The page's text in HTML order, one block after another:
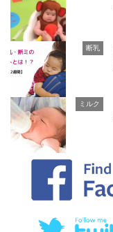
断乳
ミルク